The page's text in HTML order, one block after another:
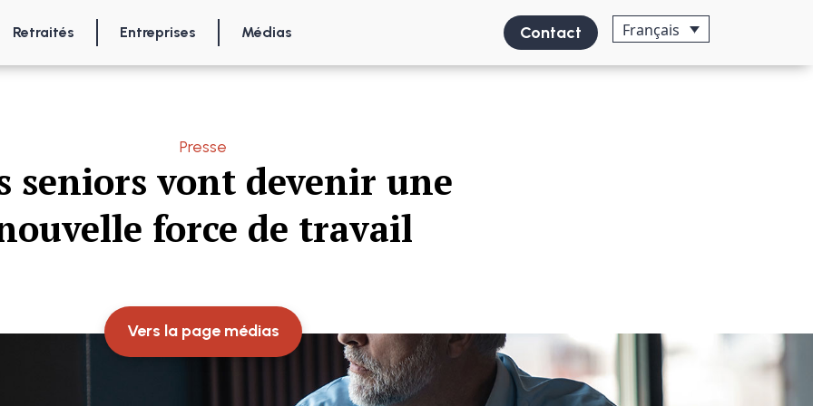
Retraités Entreprises Médias Contact Français
Presse
seniors vont devenir une
force de travail
Vers la page médias